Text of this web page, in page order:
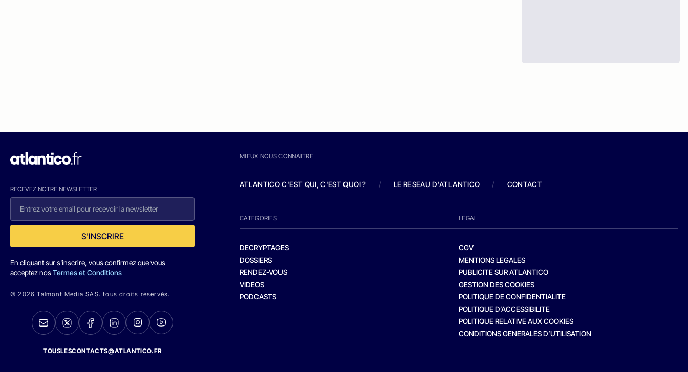
RECEVEZ NOTRE NEWSLETTER
S'INSCRIRE
En cliquant sur s'inscrire, vous confirmez que vous
acceptez nosTermes et Conditions
© 2026 Talmont Media SAS. tous droits réservés.
TOUSLESCONTACTS@ATLANTICO.FR
MIEUX NOUS CONNAITRE
ATLANTICO C'EST QUI, C'EST QUOI ? / LE RESEAU D'ATLANTICO / CONTACT
CATEGORIES
DECRYPTAGES
DOSSIERS
RENDEZ-VOUS
VIDEOS
PODCASTS
LEGAL
CGV
MENTIONS LEGALES
PUBLICITE SUR ATLANTICO
GESTION DES COOKIES
POLITIQUE DE CONFIDENTIALITE
POLITIQUE D’ACCESSIBILITE
POLITIQUE RELATIVE AUX COOKIES
CONDITIONS GENERALES D’UTILISATION